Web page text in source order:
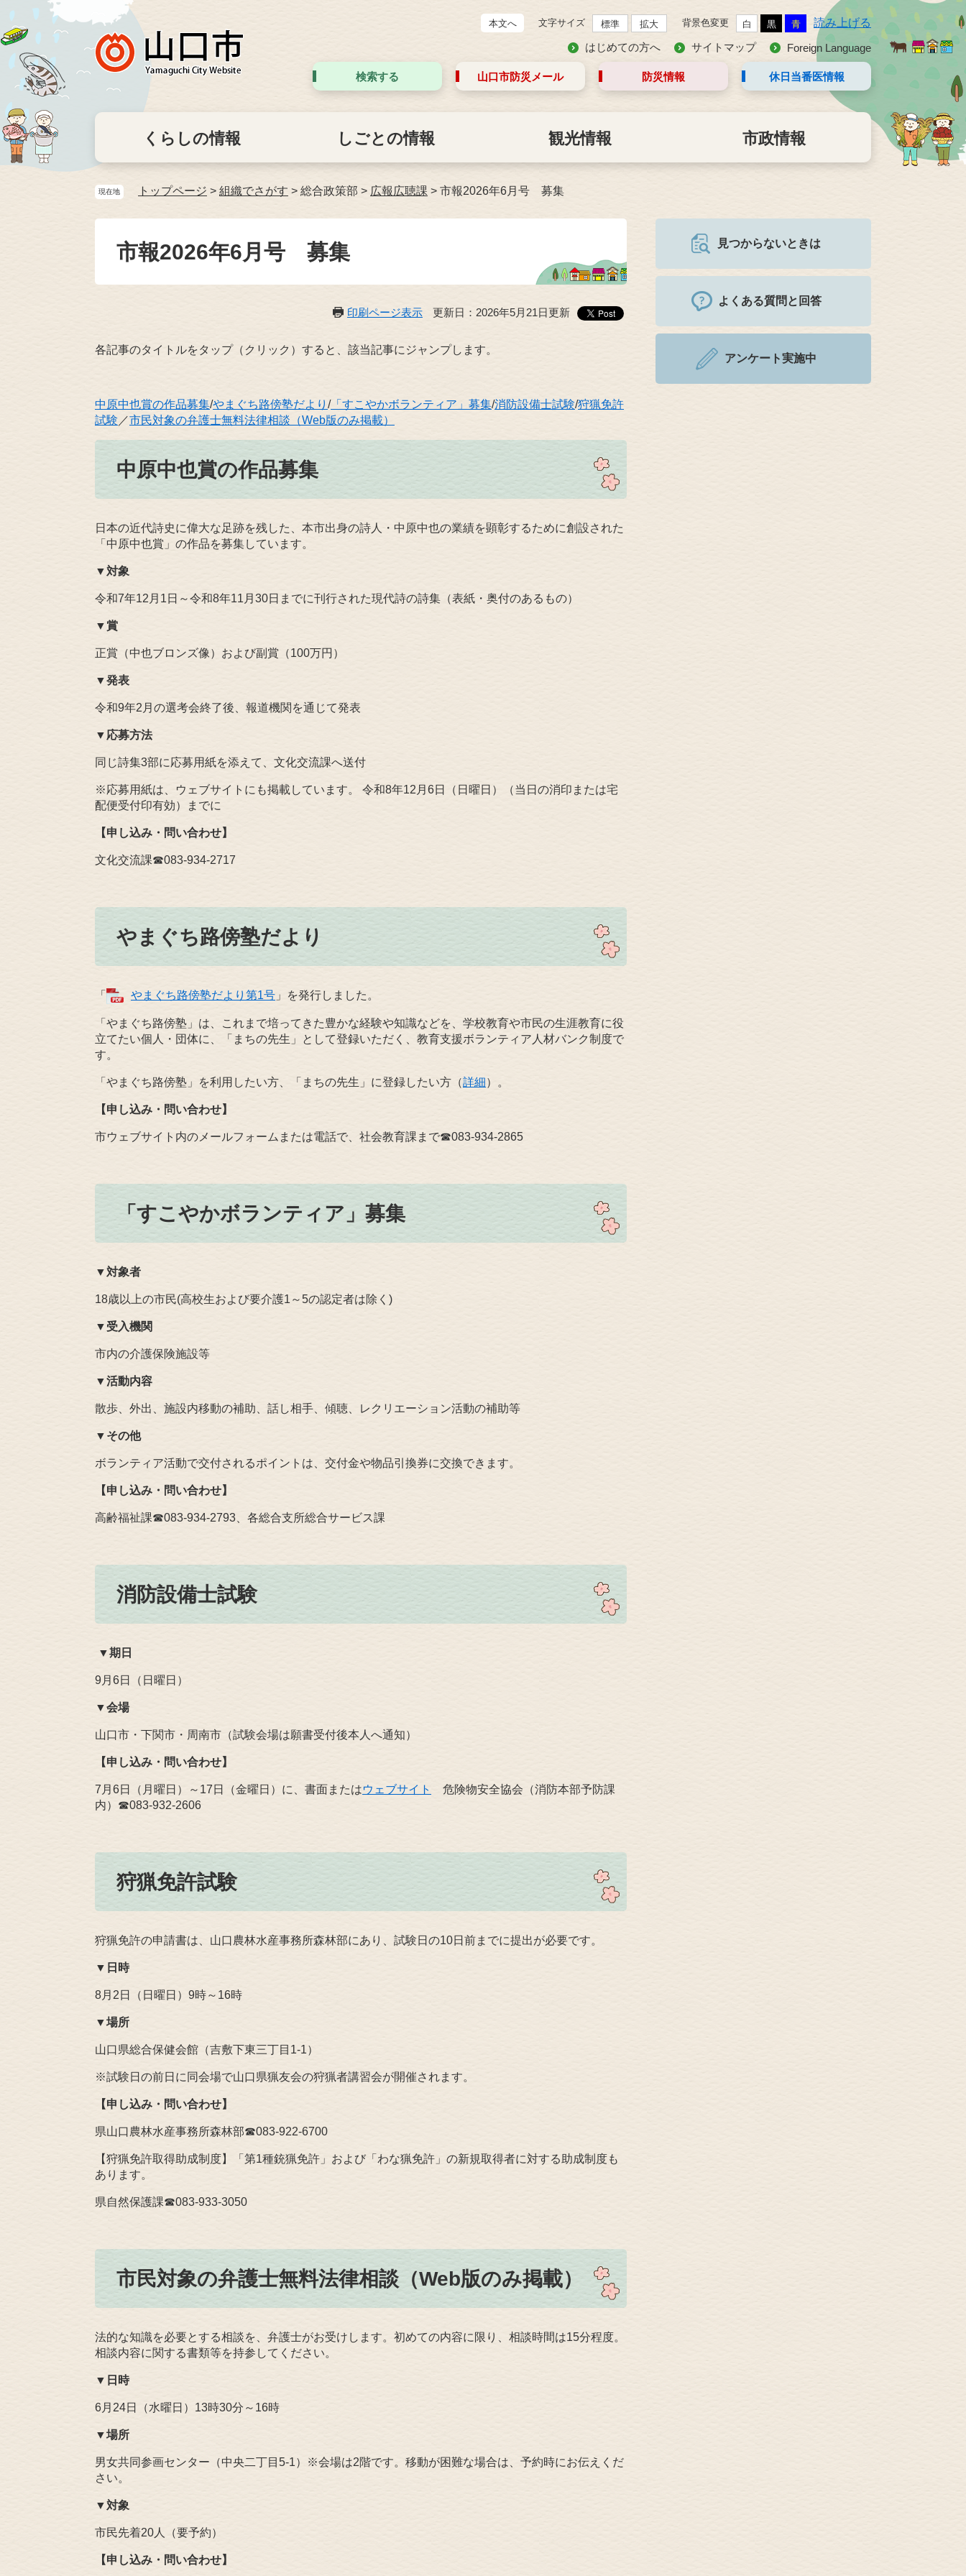
本文へ 文字サイズ 標準 拡大 背景色変更 白 黒 青 読み上げる
はじめての方へ サイトマップ Foreign Language
検索する 山口市防災 メール 防災情報 休日当番医情報
くらしの情報 しごとの情報 観光情報 市政情報
現在地 トップページ > 組織でさがす > 総合政策部 > 広報広聴課 > 市報2026年6月号 募集
市報2026年6月号 募集
印刷ページ表示 更新日：2026年5月21日更新
各記事のタイトルをタップ（クリック）すると、該当記事にジャンプします。
中原中也賞の作品募集/やまぐち路傍塾だより /「すこやかボランティア」募集/消防設備士試験/狩猟免許
試験 ／市民対象の弁護士無料法律相談（Web版のみ掲載）
中原中也賞の作品募集​
日本の近代詩史に偉大な足跡を残した、本市出身の詩人・中原中也の業績を顕彰するために創設された
「中原中也賞」の作品を募集しています。
▼対象
令和7年12月1日～令和8年11月30日までに刊行された現代詩の詩集（表紙・奥付のあるもの）
▼ 賞
正賞（中也ブロンズ像）および副賞（100万円）
▼発表
令和9年2月の選考会終了後、報道機関を通じて発表
▼ 応募方法
同じ詩集3部に応募用紙を添えて、文化交流課へ送付
※応募用紙は、ウェブサイトにも掲載しています。 令和8年12月6日（日曜日）（当日の消印または宅
配便受付印有効）までに
【申し込み・問い合わせ】
文化交流課☎083‐934‐2717​
やまぐち路傍塾だより
「 やまぐち路傍塾だより第1号 」を発行しました。
「やまぐち路傍塾」は、これまで培ってきた豊かな経験や知識などを、学校教育や市民の生涯教育に役
立てたい個人・団体に、「まちの先生」として登録いただく、教育支援ボランティア人材バンク制度で
す。
「やまぐち路傍塾」を利用したい方、「まちの先生」に登録したい方（詳細）。
【申し込み・問い合わせ】
市ウェブサイト内のメールフォームまたは電話で、社会教育課まで☎083‐934‐2865
「すこやかボランティア」募集​
▼対象者
18歳以上の市民(高校生および要介護1～5の認定者は除く)
▼ 受入機関
市内の介護保険施設等
▼活動内容
散歩、外出、施設内移動の補助、話し相手、傾聴、レクリエーション活動の補助等
▼ その他
ボランティア活動で交付されるポイントは、交付金や物品引換券に交換できます。
【申し込み・問い合わせ】
高齢福祉課☎083‐934‐2793、各総合支所総合サービス課
消防設備士試験
​ ▼期日
9月6日（日曜日）
▼会場
山口市・下関市・周南市（試験会場は願書受付後本人へ通知）
【申し込み・問い合わせ】
7月6日（月曜日）～17日（金曜日）に、書面またはウェブサイト
危険物安全協会（消防本部予防課
内）☎083‐932‐2606
狩猟免許試験​
狩猟免許の申請書は、山口農林水産事務所森林部にあり、試験日の10日前までに提出が必要です。
▼ 日時
8月2日（日曜日）9時～16時
▼場所
山口県総合保健会館（吉敷下東三丁目1‐1）
※試験日の前日に同会場で山口県猟友会の狩猟者講習会が開催されます。
【申し込み・問い合わせ】
県山口農林水産事務所森林部☎083‐922‐6700
【狩猟免許取得助成制度】「第1種銃猟免許」および「わな猟免許」の新規取得者に対する助成制度も
あります。
県自然保護課☎083‐933‐3050
市民対象の弁護士無料法律相談（Web版のみ掲載）
法的な知識を必要とする相談を、弁護士がお受けします。初めての内容に限り、相談時間は15分程度。
相談内容に関する書類等を持参してください。
▼日時
6月24日（水曜日）13時30分～16時
▼場所
男女共同参画センター（中央二丁目5‐1）※会場は2階です。移動が困難な場合は、予約時にお伝えくだ
さい。
▼対象
市民先着20人（要予約）
【申し込み・問い合わせ】
見つからないときは
よくある質問と回答
アンケート実施中